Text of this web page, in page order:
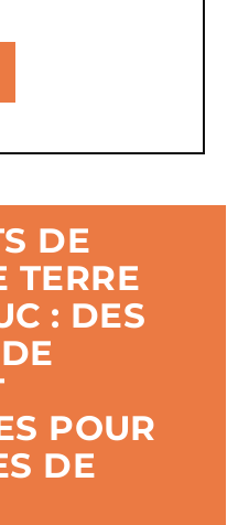
DE
TERRE
: DES
POUR
DE